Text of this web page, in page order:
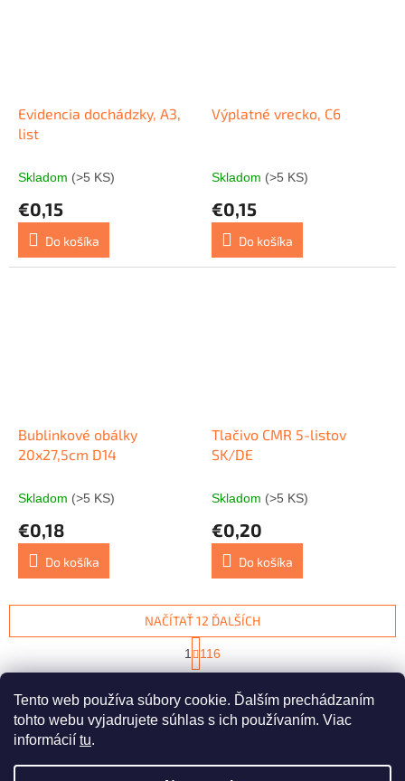
Tento web používa súbory cookie. Ďalším prechádzaním
tohto webu vyjadrujete súhlas s ich používaním. Viac
informácií tu.
Evidencia dochádzky, A3,
list
Skladom (>5 KS)
€0,15
Do košíka
Výplatné vrecko, C6
Skladom (>5 KS)
€0,15
Do košíka
Bublinkové obálky
20x27,5cm D14
Skladom (>5 KS)
€0,18
Do košíka
Tlačivo CMR 5-listov
SK/DE
Skladom (>5 KS)
€0,20
Do košíka
O
l
á
c
NAČÍTAŤ 12 ĎALŠÍCH
t
r
á
n
k
a
1
116
HORE